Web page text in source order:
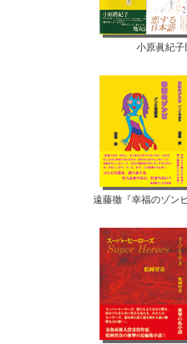
小原眞紀
遠藤徹『幸福のゾン